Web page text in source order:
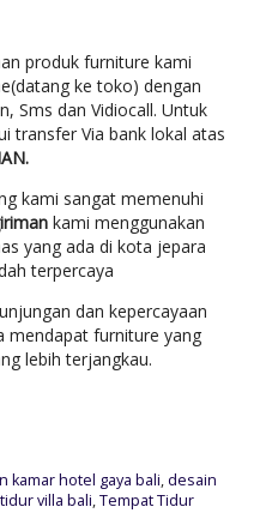
produk furniture kami
ke toko) dengan
Sms dan Vidiocall. Untuk
transfer Via bank lokal atas
kami sangat memenuhi
kami menggunakan
yang ada di kota jepara
terpercaya
dan kepercayaan
mendapat furniture yang
lebih terjangkau.
kamar hotel gaya bali,desain
villa bali,Tempat Tidur